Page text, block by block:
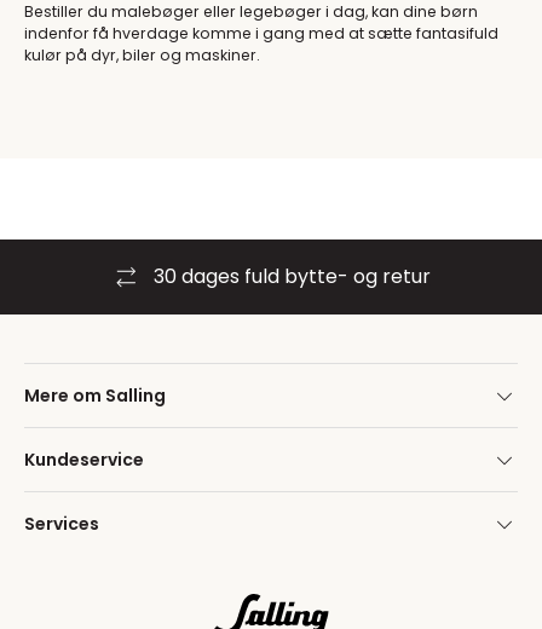
Bestiller du malebøger eller legebøger i dag, kan dine børn
indenfor få hverdage komme i gang med at sætte fantasifuld
kulør på dyr, biler og maskiner.
30 dages fuld bytte- og retur
Mere om Salling
Kundeservice
Services